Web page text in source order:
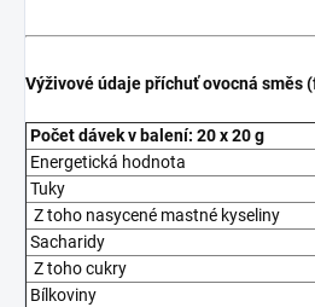
Výživové údaje příchuť ovocná směs
Počet dávek v balení: 20 x 20 g
Energetická hodnota
Tuky
Z toho nasycené mastné kyseliny
Sacharidy
Z toho cukry
Bílkoviny